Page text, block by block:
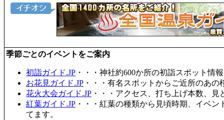
季節ごとのイベントをご案内
初詣ガイド.JP ・・・神社約600か所の初詣スポット情
お花見ガイド.JP ・・・有名スポットからご近所のあ
花火大会ガイド.JP ・・・アクセス、打ち上げ本数、
紅葉ガイド.JP ・・・紅葉の種類から見頃時期、イベ
てます。